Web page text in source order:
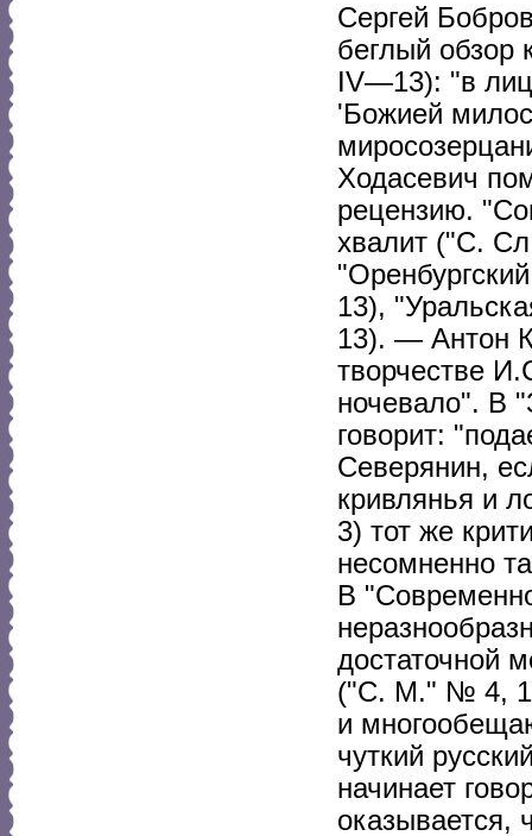
Сергей
беглый обзор
IV—13): "в
'Божией
Ходасевич
рецензию.
хвалит ("С.
13),
13). — Антон
творчестве
ночевало". В
говорит:
Северянин,
кривлянья и
3) тот же
несомненно
В
достаточной
("С. М." № 4,
и
чуткий
начинает
оказывается,